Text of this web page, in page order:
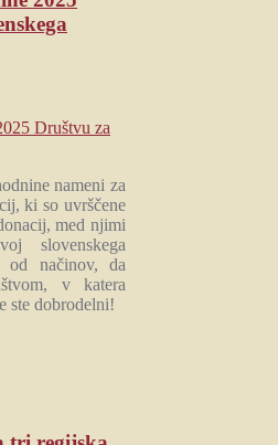
nameni za
ki so uvrščene
med njimi
slovenskega
od načinov, da
v katera
ste dobrodelni!